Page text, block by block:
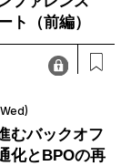
ト（前編）
むバックオフ
化とBPOの再